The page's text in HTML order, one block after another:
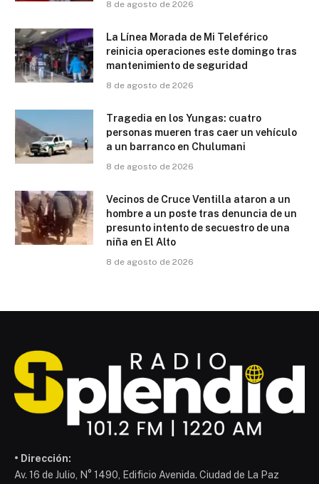
8 de agosto de 2026
La Línea Morada de Mi Teleférico
reinicia operaciones este domingo tras
mantenimiento de seguridad
8 de agosto de 2026
Tragedia en los Yungas: cuatro
personas mueren tras caer un vehículo
a un barranco en Chulumani
8 de agosto de 2026
Vecinos de Cruce Ventilla ataron a un
hombre a un poste tras denuncia de un
presunto intento de secuestro de una
niña en El Alto
8 de agosto de 2026
• Dirección:
Av. 16 de Julio, N° 1490, Edificio Avenida. Ciudad de La Paz